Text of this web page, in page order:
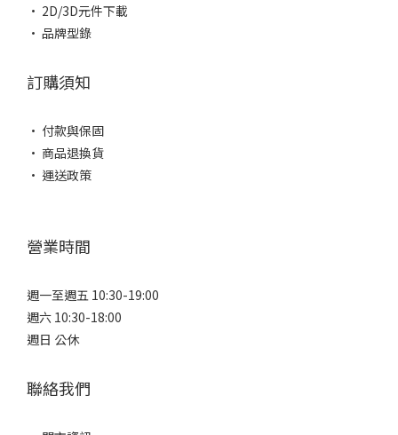
• 2D/3D元件下載
• 品牌型錄
訂購須知
• 付款與保固
• 商品退換貨
• 運送政策
營業時間
週一至週五 10:30-19:00
週六 10:30-18:00
週日 公休
聯絡我們